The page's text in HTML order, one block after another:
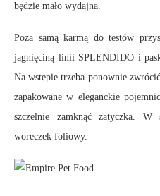
będzie mało wydajna.
Poza samą karmą do testów
jagnięciną linii SPLENDIDO i
Na wstępie trzeba ponownie
zapakowane w eleganckie
szczelnie zamknąć zatyczka.
woreczek foliowy.